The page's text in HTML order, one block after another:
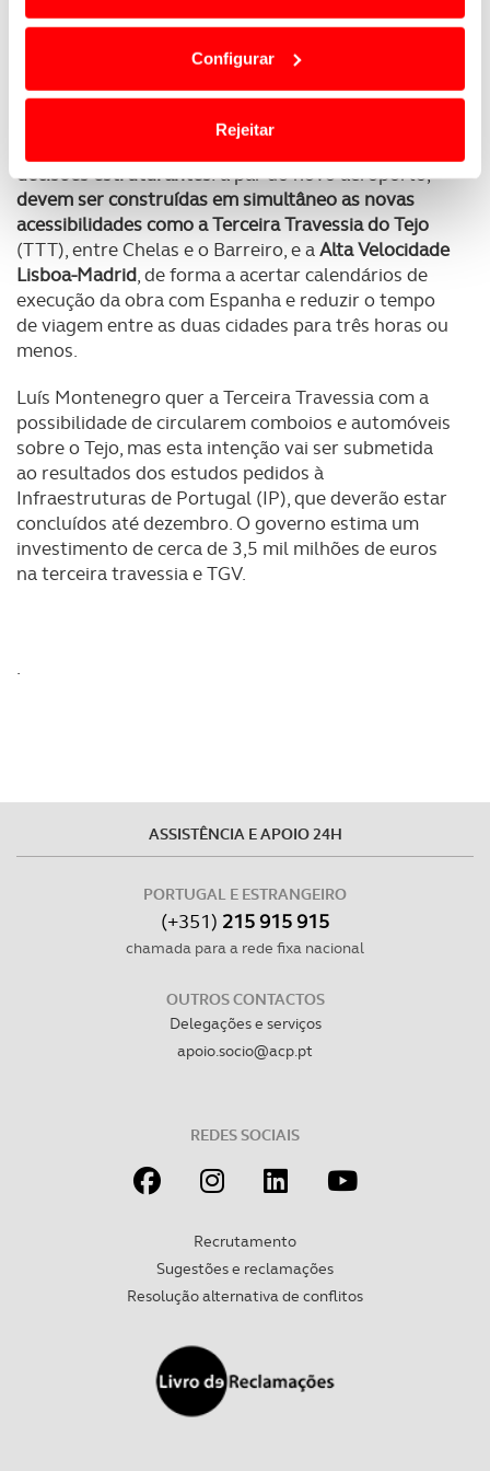
Em alguns casos, a utilização destas tecnologias
termos e a todo o tempo as suas preferências e limitando
o acesso a informações durante a navegação no
personalizar conteúdos e anúncios, para lhe proporcionar
funcionalidades de redes sociais, bem como para
analisar dados de navegação no nosso website.
Adicionalmente partilhamos informação, relativa à sua
utilização do nosso site de publicidade e de análise, com
parceiros e organizações na UE e em países terceiros.
O ACP garantirá que as transferências internacionais de
dados pessoais serão realizadas apenas com o seu
consentimento e quando tal se afigure estritamente
necessário no contexto dos serviços a prestar.
Realçamos que o bloqueio de certo tipo de Cookies e
tecnologias similares pode ter impacto na sua
Configurar
Rejeitar
aeronaves em 2050". Com esta decisão caíram
outras opções: Vendas Novas, Portela + Alcochete,
+ Portela, Santarém e Portela + Santarém.
decisões estruturantes: a par do novo aeroporto,
devem ser construídas em simultâneo as novas
acessibilidades como a Terceira Travessia do Tejo
(TTT), entre Chelas e o Barreiro, e aAlta Velocidade
Lisboa-Madrid, de forma a acertar calendários de
execução da obra com Espanha e reduzir o tempo
de viagem entre as duas cidades para três horas ou
menos.
Luís Montenegro quer a Terceira Travessia com a
possibilidade de circularem comboios e automóveis
sobre o Tejo, mas esta intenção vai ser submetida
ao resultados dos estudos pedidos à
Infraestruturas de Portugal (IP), que deverão estar
concluídos até dezembro. O governo estima um
investimento de cerca de 3,5 mil milhões de euros
na terceira travessia e TGV.
.
ASSISTÊNCIA E APOIO 24H
PORTUGAL E ESTRANGEIRO
(+351) 215 915 915
chamada para a rede fixa nacional
OUTROS CONTACTOS
Delegações e serviços
apoio.socio@acp.pt
REDES SOCIAIS
Recrutamento
Sugestões e reclamações
Resolução alternativa de conflitos